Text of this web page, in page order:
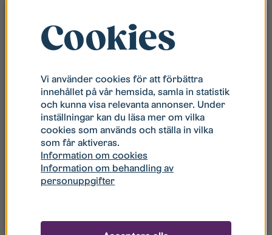
Universitetssjukhuset
Tinnerbäcken
Förskola och skola
Hitta ditt nya hem
Cookies
Vi använder cookies för att förbättra
innehållet på vår hemsida, samla in statistik
och kunna visa relevanta annonser. Under
inställningar kan du läsa mer om vilka
cookies som används och ställa in vilka
som får aktiveras.
Information om cookies
Information om behandling av
personuppgifter